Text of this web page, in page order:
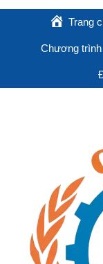
Trang
Chương trình